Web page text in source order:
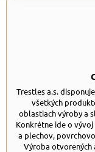
Trestles a.s.
všetkých
oblastiach výroby a
Konkrétne ide o
a plechov,
Výroba otvorených